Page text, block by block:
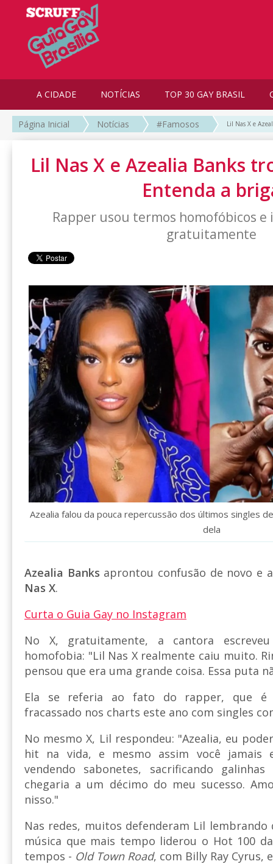
A CIDADE NOTÍCIAS TOP 30 GAY BRASIL
Página Inicial Notícias #Famosos Lil Nas X e
Lil Nas X e Azealia Banks
Entenda a
Rapper usou termos homofóbicos
gratuitamente
Azealia falou da pouca repercussão dos últimos singles
dela
Azealia Banks aprontou confusão de novo e
Nas X.
Curta o Guia Gay no Instagram
No X, gratuitamente, a cantora
homofobia: "Lil Nas X realmente caiu muito.
pensou que era uma grande coisa. Essa puta
Ela se referia ao fato do rapper, que é
fracassado nos charts este ano com singles
No mesmo X, Lil respondeu: "Azealia, eu
hit na vida, e mesmo assim você jamais
vendendo sabonetes, sacrificando
chegaria a um décimo do meu sucesso.
nisso."
Nas redes, muitos defenderam Lil lembrando
música que mais tempo liderou o Hot 100
tempos - Old Town Road, com Billy Ray Cyrus,